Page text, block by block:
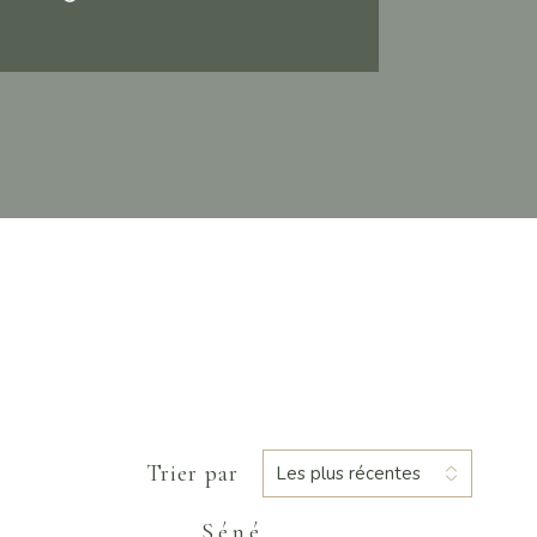
Trier par Les plus récentes